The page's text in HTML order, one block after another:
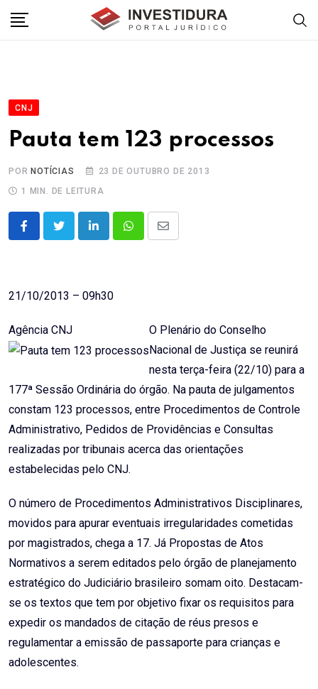
CNJ
Pauta tem 123 processos
POR NOTÍCIAS
23 DE OUTUBRO DE 2013
1 MIN. DE LEITURA
LinkedInWhatsappShare
21/10/2013 – 09h30
Agência CNJ
O Plenário do Conselho
Nacional de Justiça se reunirá
nesta terça-feira (22/10) para a
177ª Sessão Ordinária do órgão. Na pauta de julgamentos
constam 123 processos, entre Procedimentos de Controle
Administrativo, Pedidos de Providências e Consultas
realizadas por tribunais acerca das orientações
estabelecidas pelo CNJ.
O número de Procedimentos Administrativos Disciplinares,
movidos para apurar eventuais irregularidades cometidas
por magistrados, chega a 17. Já Propostas de Atos
Normativos a serem editados pelo órgão de planejamento
estratégico do Judiciário brasileiro somam oito. Destacam-
se os textos que tem por objetivo fixar os requisitos para
expedir os mandados de citação de réus presos e
regulamentar a emissão de passaporte para crianças e
adolescentes.